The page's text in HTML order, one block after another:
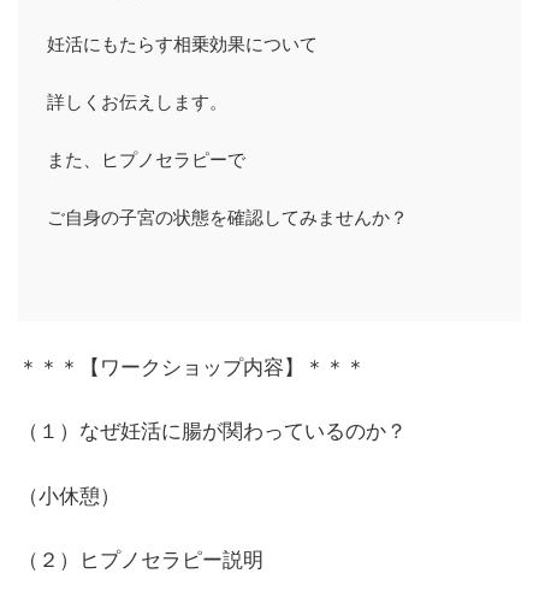
妊活にもたらす相乗効果について
詳しくお伝えします。
また、ヒプノセラピーで
ご自身の子宮の状態を確認してみませんか？
＊＊＊【ワークショップ内容】＊＊＊
（１）なぜ妊活に腸が関わっているのか？
（小休憩）
（２）ヒプノセラピー説明